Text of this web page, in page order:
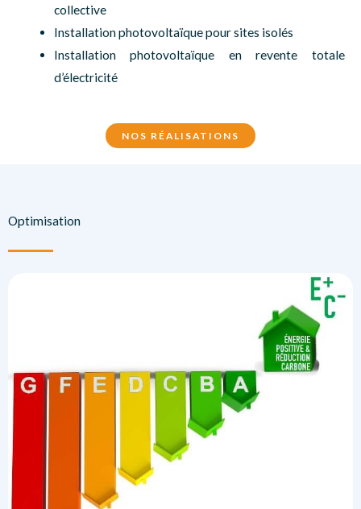
collective
Installation photovoltaïque pour sites isolés
Installation photovoltaïque en revente totale
d’électricité
NOS RÉALISATIONS
Optimisation